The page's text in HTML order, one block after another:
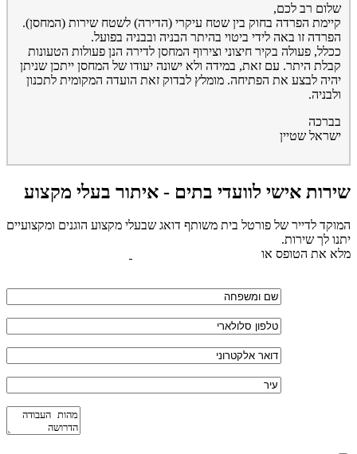
שלום רב לכם,
קיימת הפרדה בחוק בין שטח עיקרי (הדירה) לשטח שירות (המחסן).
הפרדה זו באה לידי ביטוי בהיתר הבניה ובבניה בפועל.
ככלל, פעולה בקיר חיצוני וצירוף המחסן לדירה הנן פעולות הטעונות
קבלת היתר. עם זאת, במידה ולא ישונה יעודו של המחסן ייתכן שניתן
יהיה לבצע את הפתיחה. מומלץ לבדוק זאת הועדה המקומית לתכנון
ולבניה.
בברכה
ישראל שטיין
שירות אישי לוועדי בתים - איתור בעלי מקצוע
המוקד לדייר של פורטל בית משותף דואג שבעלי מקצוע הוגנים ומקצועיים
יתנו לך שירות.
מלא את הטופס או